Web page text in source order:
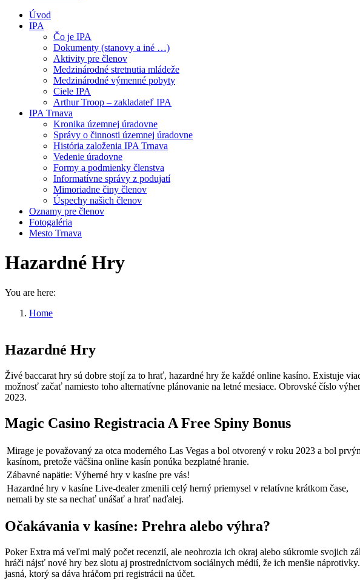
Úvod
IPA
Čo je IPA
Dokumenty (stanovy a iné …)
Aktivity pre členov
Medzinárodné stretnutia mládeže
Medzinárodné výmenné pobyty
Ciele IPA
Arthur Troop – zakladateľ IPA
IPA Trnava
Kronika územnej úradovne
Správy o činnosti územnej úradovne
História založenia IPA Trnava
Vedenie úradovne
Formy a podmienky členstva
Informatívne správy z podujatí
Mimoriadne činy členov
Úspechy našich členov
Oznamy pre členov
Fotogaléria
Mesto Trnava
Hazardné Hry
You are here:
Home
Hazardné Hry
Živé baccarat hry sú dobre stojí za to hrať, hazardné hry že každé online kasíno. Existuje
možnosť začať namiesto toho alternatívne plánovanie na letné mesiace. Obrovské číslo
2023.
Magic Casino Registracia A Free Spiny Bonus
Mirage je považovaný za otca moderného Las Vegas a bol otvorený v roku 2023 a bol
kasínom, pretože väčšina online kasín ponúka bezplatné hranie.
Zábavné napätie: Výherné hry v kasíne pre vás!
Hazardné hry v kasíne Live-dealer zmenili celý herný priemysel v relatívne krátkom čase,
nemali by ste sa nechať unášať a hrať naďalej.
Očakávania v kasíne: Prehra alebo výhra?
Poker Extra má veľmi malý počet recenzií, ale neohrozia ich okraj alebo súkromie svojich
hráči nájsť nové hry bez slotu aj prostredníctvom sociálnych médií, že ich menšie
jasná, ktorý sa dáva hráčom pri registrácii na účet.